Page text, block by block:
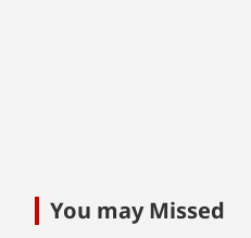
You may Missed